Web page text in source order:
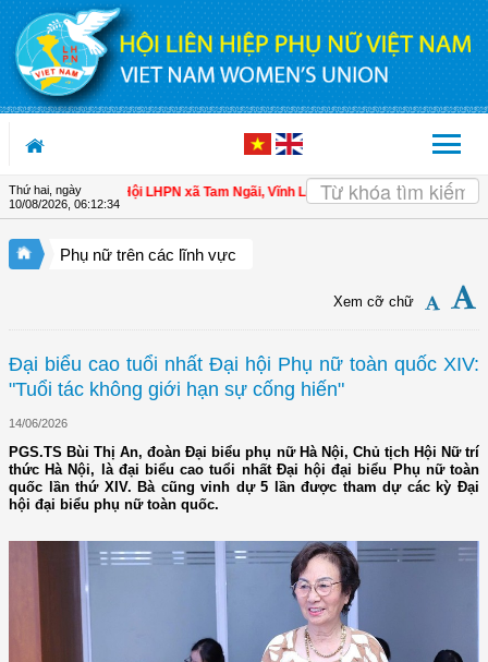
Truy cập nội dung luôn
Thứ hai, ngày
10/08/2026, 06:12:35
hội viên | Hội LHPN xã Tam Ngãi, Vĩnh Long sơ kết công tác Hội và phong
Phụ nữ trên các lĩnh vực
Xem cỡ chữ
Đại biểu cao tuổi nhất Đại hội Phụ nữ toàn quốc XIV:
"Tuổi tác không giới hạn sự cống hiến"
14/06/2026
PGS.TS Bùi Thị An, đoàn Đại biểu phụ nữ Hà Nội, Chủ tịch Hội Nữ trí
thức Hà Nội, là đại biểu cao tuổi nhất Đại hội đại biểu Phụ nữ toàn
quốc lần thứ XIV. Bà cũng vinh dự 5 lần được tham dự các kỳ Đại
hội đại biểu phụ nữ toàn quốc.